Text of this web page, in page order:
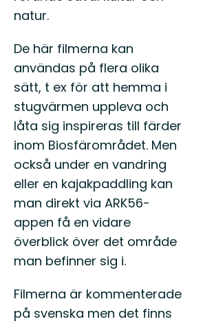
natur.
De här filmerna kan
användas på flera olika
sätt, t ex för att hemma i
stugvärmen uppleva och
låta sig inspireras till färder
inom Biosfärområdet. Men
också under en vandring
eller en kajakpaddling kan
man direkt via ARK56-
appen få en vidare
överblick över det område
man befinner sig i.
Filmerna är kommenterade
på svenska men det finns